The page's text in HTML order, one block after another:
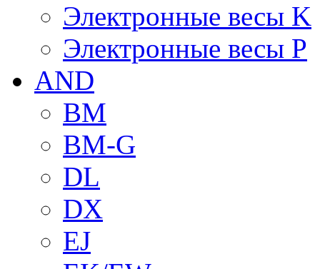
Электронные весы K
Электронные весы P
AND
BM
BM-G
DL
DX
EJ